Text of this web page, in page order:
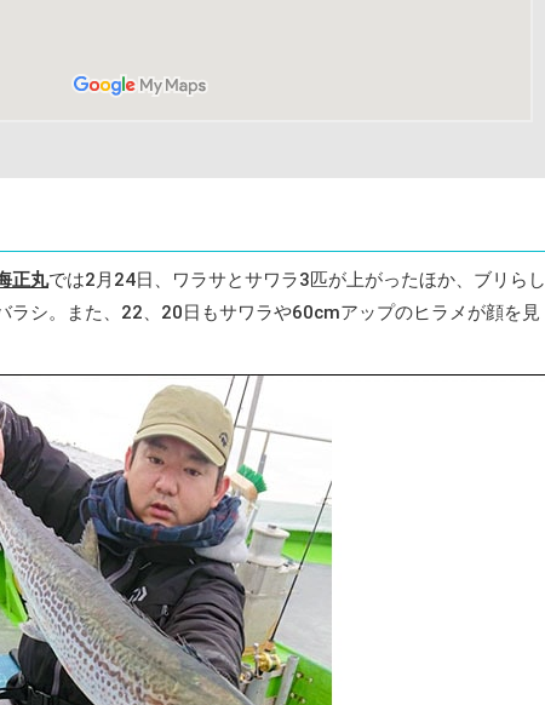
正丸では2月24日、ワラサとサワラ3匹が上がったほか、ブリらし
ラシ。また、22、20日もサワラや60cmアップのヒラメが顔を見